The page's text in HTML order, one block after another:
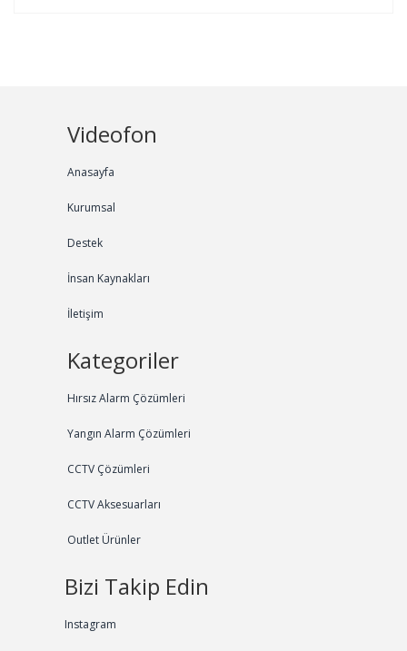
Videofon
Anasayfa
Kurumsal
Destek
İnsan Kaynakları
İletişim
Kategoriler
Hırsız Alarm Çözümleri
Yangın Alarm Çözümleri
CCTV Çözümleri
CCTV Aksesuarları
Outlet Ürünler
Bizi Takip Edin
Instagram